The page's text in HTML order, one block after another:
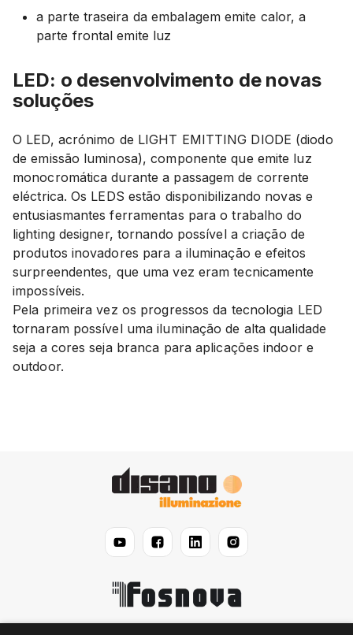
a parte traseira da embalagem emite calor, a
parte frontal emite luz
LED: o desenvolvimento de novas
soluções
O LED, acrónimo de LIGHT EMITTING DIODE (diodo
de emissão luminosa), componente que emite luz
monocromática durante a passagem de corrente
eléctrica. Os LEDS estão disponibilizando novas e
entusiasmantes ferramentas para o trabalho do
lighting designer, tornando possível a criação de
produtos inovadores para a iluminação e efeitos
surpreendentes, que uma vez eram tecnicamente
impossíveis.
Pela primeira vez os progressos da tecnologia LED
tornaram possível uma iluminação de alta qualidade
seja a cores seja branca para aplicações indoor e
outdoor.